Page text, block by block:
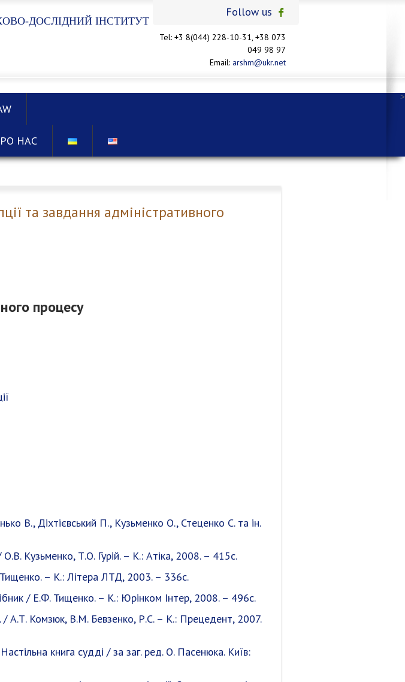
ДОСЛІДНИЙ ІНСТИТУТ
Follow us
Tel: +3 8(044) 228-10-31, +38 073
049 98 97
Email: arshm@ukr.net
НАС
>
та завдання адміністративного
процесу
В., Діхтієвський П., Кузьменко О., Стеценко С. та ін.
Кузьменко, Т.О. Гурій. – К.: Атіка, 2008. – 415с.
– К.: Літера ЛТД, 2003. – 336с.
/ Е.Ф. Тищенко. – К.: Юрінком Інтер, 2008. – 496с.
/ А.Т. Комзюк, В.М. Бевзенко, Р.С. – К.: Прецедент, 2007.
книга судді / за заг. ред. О. Пасенюка. Київ: